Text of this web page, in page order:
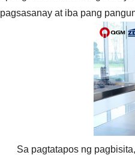
pagsasanay at iba pang
Sa pagtatapos ng